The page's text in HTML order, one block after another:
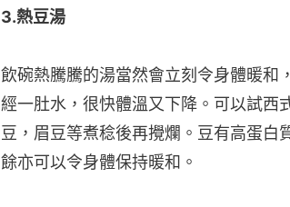
3.熱豆湯
飲碗熱騰騰的湯當然會立刻令身體暖和
經一肚水，很快體溫又下降。可以試西
豆，眉豆等煮稔後再攪爛。豆有高蛋白
餘亦可以令身體保持暖和。